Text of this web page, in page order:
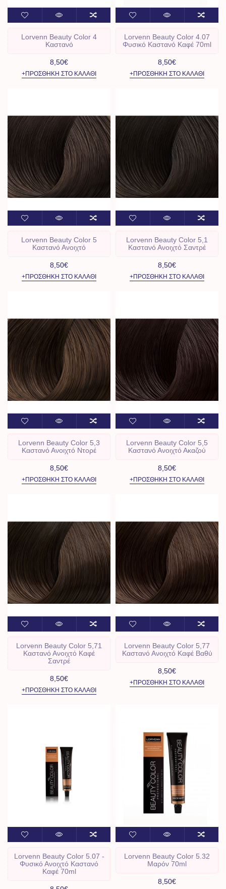
Lorvenn Beauty Color 4
Καστανό
8,50€
+ΠΡΟΣΘΉΚΗ ΣΤΟ ΚΑΛΆΘΙ
Lorvenn Beauty Color 4.07
Φυσικό Καστανό Καφέ 70ml
8,50€
+ΠΡΟΣΘΉΚΗ ΣΤΟ ΚΑΛΆΘΙ
Lorvenn Beauty Color 5
Καστανό Ανοιχτό
8,50€
+ΠΡΟΣΘΉΚΗ ΣΤΟ ΚΑΛΆΘΙ
Lorvenn Beauty Color 5,1
Καστανό Ανοιχτό Σαντρέ
8,50€
+ΠΡΟΣΘΉΚΗ ΣΤΟ ΚΑΛΆΘΙ
Lorvenn Beauty Color 5,3
Καστανό Ανοιχτό Ντορέ
8,50€
+ΠΡΟΣΘΉΚΗ ΣΤΟ ΚΑΛΆΘΙ
Lorvenn Beauty Color 5,5
Καστανό Ανοιχτό Ακαζού
8,50€
+ΠΡΟΣΘΉΚΗ ΣΤΟ ΚΑΛΆΘΙ
Lorvenn Beauty Color 5,71
Καστανό Ανοιχτό Καφέ
Σαντρέ
8,50€
+ΠΡΟΣΘΉΚΗ ΣΤΟ ΚΑΛΆΘΙ
Lorvenn Beauty Color 5,77
Καστανό Ανοιχτό Καφέ Βαθύ
8,50€
+ΠΡΟΣΘΉΚΗ ΣΤΟ ΚΑΛΆΘΙ
Lorvenn Beauty Color 5.07 -
Φυσικό Ανοιχτό Καστανό
Καφέ 70ml
Lorvenn Beauty Color 5.32
Μαρόν 70ml
8,50€